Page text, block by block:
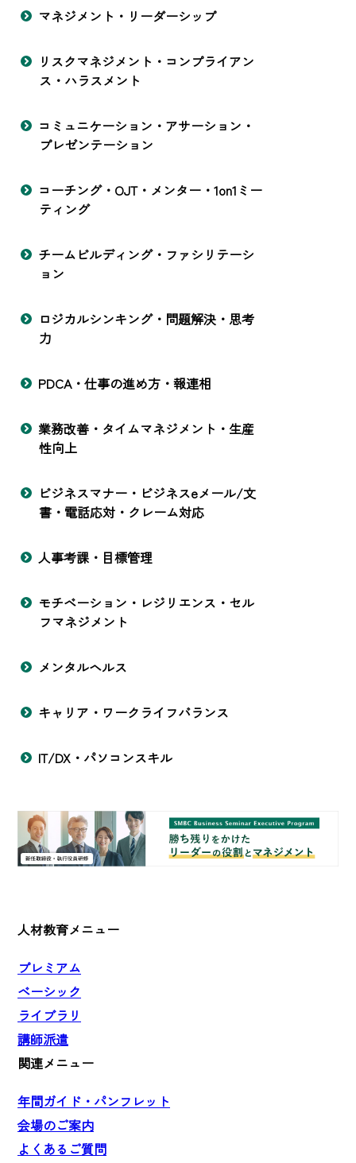
マネジメント・リーダーシップ
リスクマネジメント・コンプライアン
ス・ハラスメント
コミュニケーション・アサーション・
プレゼンテーション
コーチング・OJT・メンター・1on1ミー
ティング
チームビルディング・ファシリテーシ
ョン
ロジカルシンキング・問題解決・思考
力
PDCA・仕事の進め方・報連相
業務改善・タイムマネジメント・生産
性向上
ビジネスマナー・ビジネスeメール/文
書・電話応対・クレーム対応
人事考課・目標管理
モチベーション・レジリエンス・セル
フマネジメント
メンタルヘルス
キャリア・ワークライフバランス
IT/DX・パソコンスキル
人材教育メニュー
プレミアム
ベーシック
ライブラリ
講師派遣
関連メニュー
年間ガイド・パンフレット
会場のご案内
よくあるご質問